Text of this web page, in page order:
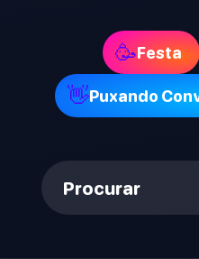
🥳Festa
👋Puxando
Procurar